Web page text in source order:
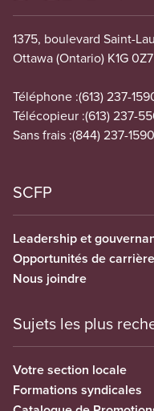
1375, boulevard Saint-
Ottawa (Ontario) K1G 0Z7
Téléphone :(613) 237-
Télécopieur :(613) 237-
Sans frais :(844) 237-1590
SCFP
Leadership et
Opportunités de carrière
Nous joindre
Sujets les plus
Votre section locale
Formations syndicales